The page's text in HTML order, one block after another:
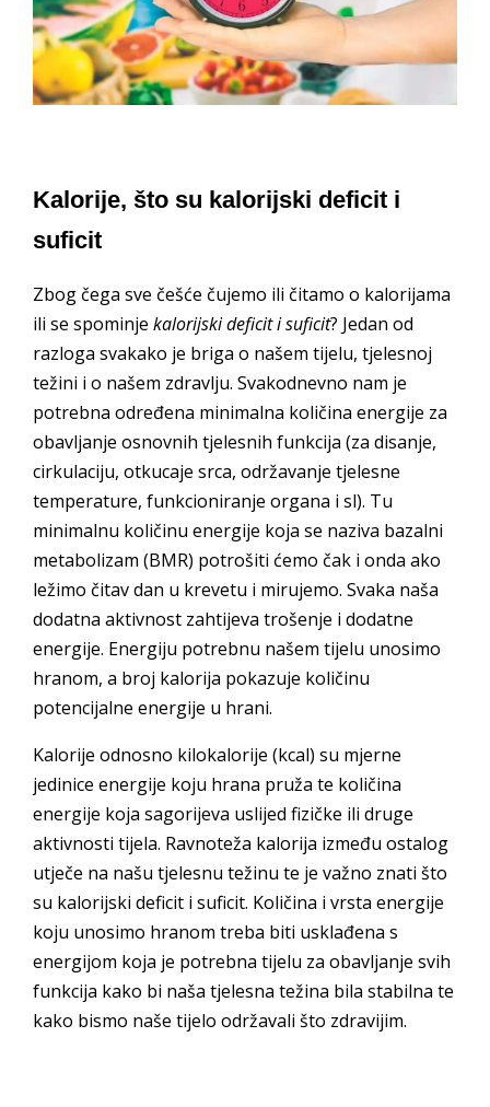
Kalorije, što su kalorijski deficit i
suficit
Zbog čega sve češće čujemo ili čitamo o kalorijama
ili se spominje kalorijski deficit i suficit? Jedan od
razloga svakako je briga o našem tijelu, tjelesnoj
težini i o našem zdravlju. Svakodnevno nam je
potrebna određena minimalna količina energije za
obavljanje osnovnih tjelesnih funkcija (za disanje,
cirkulaciju, otkucaje srca, održavanje tjelesne
temperature, funkcioniranje organa i sl). Tu
minimalnu količinu energije koja se naziva bazalni
metabolizam (BMR) potrošiti ćemo čak i onda ako
ležimo čitav dan u krevetu i mirujemo. Svaka naša
dodatna aktivnost zahtijeva trošenje i dodatne
energije. Energiju potrebnu našem tijelu unosimo
hranom, a broj kalorija pokazuje količinu
potencijalne energije u hrani.
Kalorije odnosno kilokalorije (kcal) su mjerne
jedinice energije koju hrana pruža te količina
energije koja sagorijeva uslijed fizičke ili druge
aktivnosti tijela. Ravnoteža kalorija između ostalog
utječe na našu tjelesnu težinu te je važno znati što
su kalorijski deficit i suficit. Količina i vrsta energije
koju unosimo hranom treba biti usklađena s
energijom koja je potrebna tijelu za obavljanje svih
funkcija kako bi naša tjelesna težina bila stabilna te
kako bismo naše tijelo održavali što zdravijim.